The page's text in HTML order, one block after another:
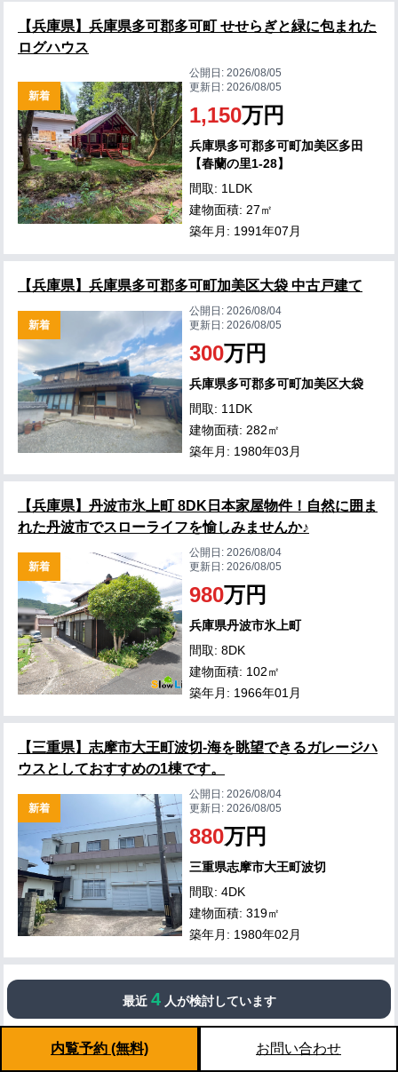
【兵庫県】兵庫県多可郡多可町 せせらぎと緑に包まれた
ログハウス
新着
公開日:2026/08/05
更新日:2026/08/05
1,150万円
兵庫県多可郡多可町加美区多田
【春蘭の里1-28】
間取: 1LDK
建物面積: 27㎡
築年月: 1991年07月
【兵庫県】兵庫県多可郡多可町加美区大袋 中古戸建て
新着
公開日:2026/08/04
更新日:2026/08/05
300万円
兵庫県多可郡多可町加美区大袋
間取: 11DK
建物面積: 282㎡
築年月: 1980年03月
【兵庫県】丹波市氷上町 8DK日本家屋物件！自然に囲ま
れた丹波市でスローライフを愉しみませんか♪
新着
公開日:2026/08/04
更新日:2026/08/05
980万円
兵庫県丹波市氷上町
間取: 8DK
建物面積: 102㎡
築年月: 1966年01月
【三重県】志摩市大王町波切-海を眺望できるガレージハ
ウスとしておすすめの1棟です。
新着
公開日:2026/08/04
更新日:2026/08/05
880万円
三重県志摩市大王町波切
間取: 4DK
建物面積: 319㎡
築年月: 1980年02月
ほど近い庭付きログハウス
2026/08/05
最近 4 人が検討しています
内覧予約 (無料) お問い合わせ